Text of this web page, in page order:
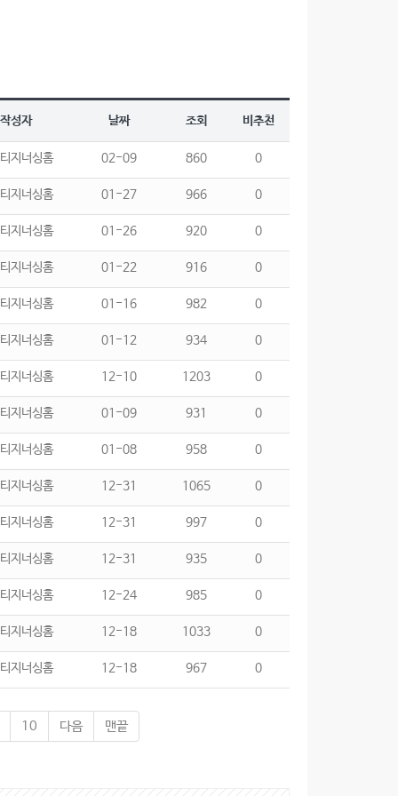
작성자 날짜 조회 비추천
지너싱홈 02-09 860 0
지너싱홈 01-27 966 0
지너싱홈 01-26 920 0
지너싱홈 01-22 916 0
지너싱홈 01-16 982 0
지너싱홈 01-12 934 0
지너싱홈 12-10 1203 0
지너싱홈 01-09 931 0
지너싱홈 01-08 958 0
지너싱홈 12-31 1065 0
지너싱홈 12-31 997 0
지너싱홈 12-31 935 0
지너싱홈 12-24 985 0
지너싱홈 12-18 1033 0
지너싱홈 12-18 967 0
10 다음 맨끝